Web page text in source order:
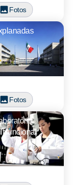
Fotos
Fotos